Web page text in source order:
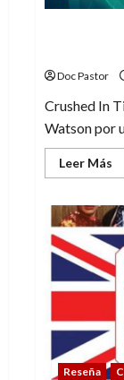
Doc Pastor
Crushed In
Watson por
Leer Más
In
Reseña